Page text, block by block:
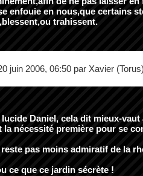
enfouie en nous,que certains
trahissent.
juin 2006, 06:50 par Xavier
Daniel, cela dit mieux-vaut
la nécessité première pour se
pas moins admiratif de la
ce que ce jardin sécrète !